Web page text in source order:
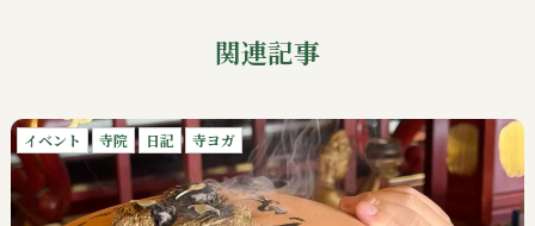
関連記事
イベント 寺院 日記 寺ヨガ